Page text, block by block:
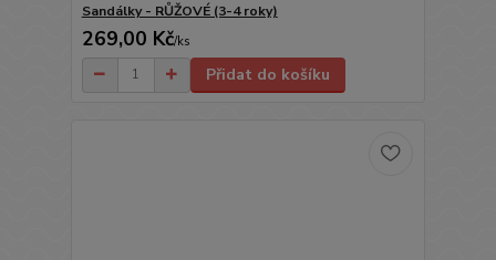
Sandálky - RŮŽOVÉ (3-4 roky)
269,00 Kč/ks
Přidat do košíku